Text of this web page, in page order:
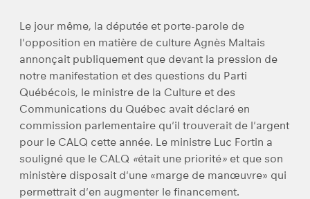
Le jour même, la députée et porte-parole de
l'opposition en matière de culture Agnès Maltais
annonçait publiquement que devant la pression de
notre manifestation et des questions du Parti
Québécois, le ministre de la Culture et des
Communications du Québec avait déclaré en
commission parlementaire qu'il trouverait de l'argent
pour le CALQ cette année. Le ministre Luc Fortin a
souligné que le CALQ «était une priorité» et que son
ministère disposait d'une «marge de manœuvre» qui
permettrait d'en augmenter le financement.